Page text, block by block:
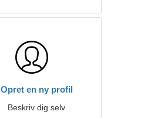
Opret en ny profil
Beskriv dig selv